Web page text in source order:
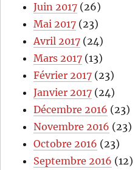
Juin 2017 (26)
Mai 2017 (23)
Avril 2017 (24)
Mars 2017 (13)
Février 2017 (23)
Janvier 2017 (24)
Décembre 2016 (23)
Novembre 2016 (23)
Octobre 2016 (23)
Septembre 2016 (12)